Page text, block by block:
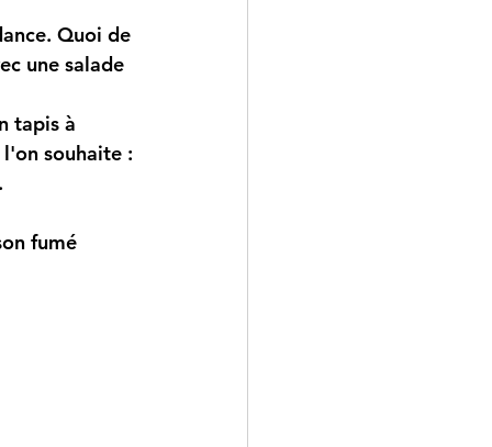
Quoi de
une salade
tapis à
souhaite :
fumé